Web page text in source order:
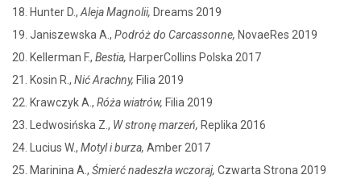
18. Hunter D., Aleja Magnolii, Dreams 2019
19. Janiszewska A., Podróż do Carcassonne, NovaeRes 2019
20. Kellerman F., Bestia, HarperCollins Polska 2017
21. Kosin R., Nić Arachny, Filia 2019
22. Krawczyk A., Róża wiatrów, Filia 2019
23. Ledwosińska Z., W stronę marzeń, Replika 2016
24. Lucius W., Motyl i burza, Amber 2017
25. Marinina A., Śmierć nadeszła wczoraj, Czwarta Strona 2019